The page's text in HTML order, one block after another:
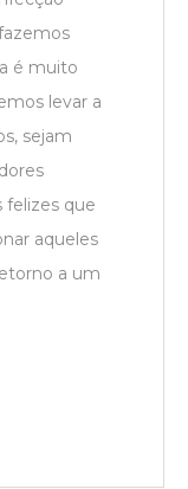
é muito
levar a
sejam
felizes que
aqueles
a um